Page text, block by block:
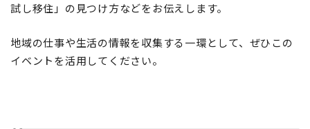
試し移住」の見つけ方などをお伝えします。
地域の仕事や生活の情報を収集する一環として、ぜひこの
イベントを活用してください。